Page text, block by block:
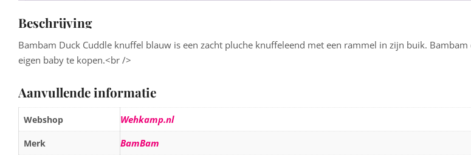
Beschrijving
Bambam Duck Cuddle knuffel blauw is een zacht pluche knuffeleend met een rammel in zijn buik.
eigen baby te kopen.<br />
Aanvullende informatie
Webshop Wehkamp.nl
Merk BamBam